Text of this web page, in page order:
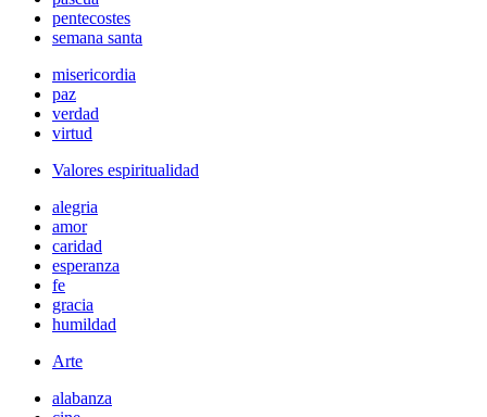
pentecostes
semana santa
misericordia
paz
verdad
virtud
Valores espiritualidad
alegria
amor
caridad
esperanza
fe
gracia
humildad
Arte
alabanza